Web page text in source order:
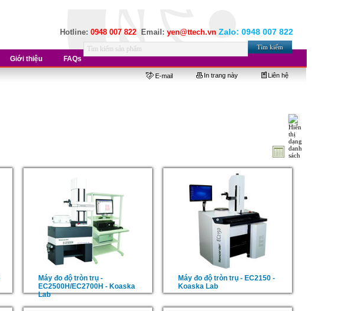
Hotline: 0948 007 822 Email: yen@ttech.vn Zalo: 0948 007 822
Giới thiệu FAQs
E-mail In trang này Liên hệ
Máy đo độ tròn trụ -
EC2500H/EC2700H - Koaska
Lab
Máy đo độ tròn trụ - EC2150 -
Koaska Lab